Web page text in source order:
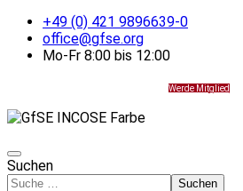
+49 (0) 421 9896639-0
office@gfse.org
Mo-Fr 8:00 bis 12:00
Werde Mitglied
Suchen
Suchen